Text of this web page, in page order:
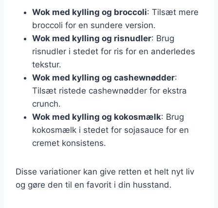
Wok med kylling og broccoli: Tilsæt mere
broccoli for en sundere version.
Wok med kylling og risnudler: Brug
risnudler i stedet for ris for en anderledes
tekstur.
Wok med kylling og cashewnødder:
Tilsæt ristede cashewnødder for ekstra
crunch.
Wok med kylling og kokosmælk: Brug
kokosmælk i stedet for sojasauce for en
cremet konsistens.
Disse variationer kan give retten et helt nyt liv
og gøre den til en favorit i din husstand.